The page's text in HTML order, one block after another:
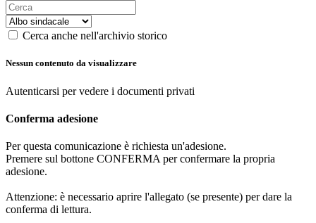
Cerca anche nell'archivio storico
Nessun contenuto da visualizzare
Autenticarsi per vedere i documenti privati
Conferma adesione
Per questa comunicazione è richiesta un'adesione.
Premere sul bottone CONFERMA per confermare la propria
adesione.
Attenzione: è necessario aprire l'allegato (se presente) per dare la
conferma di lettura.